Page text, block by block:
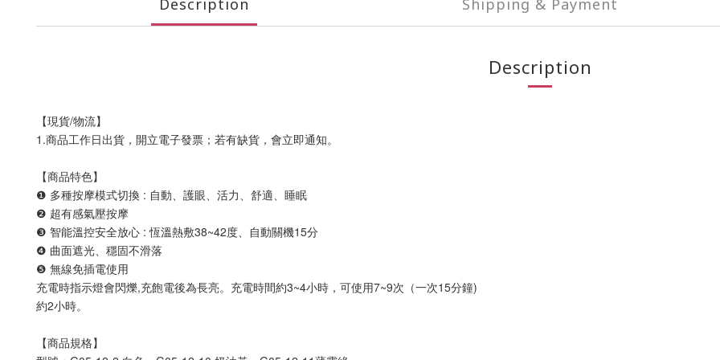
Description Shipping & Payment
Description
【現貨/物流】
1.商品工作日出貨，開立電子發票；若有缺貨，會立即通知。
【商品特色】
❶ 多種按摩模式切換 : 自動、護眼、活力、舒適、睡眠
❷ 超有感氣壓按摩
❸ 智能溫控安全放心 : 恆溫熱敷38~42度、自動關機15分
❹ 曲面遮光、穩固不滑落
❺ 無線免插電使用
充電時指示燈會閃爍,充飽電後為長亮。充電時間約3~4小時，可使用7~9次（一次15分鐘)
約2小時。
【商品規格】